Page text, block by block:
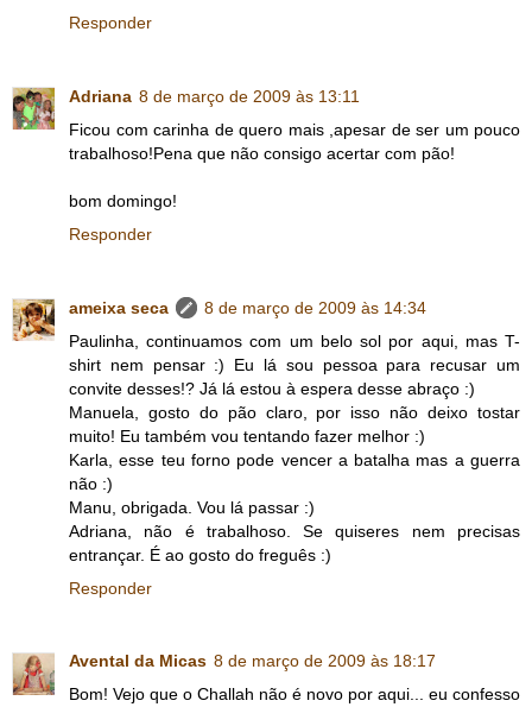
Responder
Adriana 8 de março de 2009 às 13:11
Ficou com carinha de quero mais ,apesar de ser um pouco
trabalhoso!Pena que não consigo acertar com pão!
bom domingo!
Responder
ameixa seca
8 de março de 2009 às 14:34
Paulinha, continuamos com um belo sol por aqui, mas T-
shirt nem pensar :) Eu lá sou pessoa para recusar um
convite desses!? Já lá estou à espera desse abraço :)
Manuela, gosto do pão claro, por isso não deixo tostar
muito! Eu também vou tentando fazer melhor :)
Karla, esse teu forno pode vencer a batalha mas a guerra
não :)
Manu, obrigada. Vou lá passar :)
Adriana, não é trabalhoso. Se quiseres nem precisas
entrançar. É ao gosto do freguês :)
Responder
Avental da Micas 8 de março de 2009 às 18:17
Bom! Vejo que o Challah não é novo por aqui... eu confesso